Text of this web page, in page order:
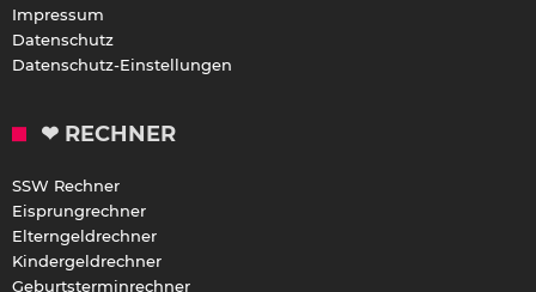
Impressum
Datenschutz
Datenschutz-Einstellungen
❤ RECHNER
SSW Rechner
Eisprungrechner
Elterngeldrechner
Kindergeldrechner
Geburtsterminrechner